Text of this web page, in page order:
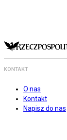
KONTAKT
O nas
Kontakt
Napisz do nas